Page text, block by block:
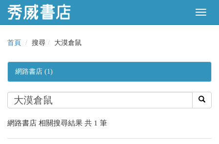
首頁 搜尋 大漠倉鼠
網路書店 (1)
網路書店 相關搜尋結果 共 1 筆